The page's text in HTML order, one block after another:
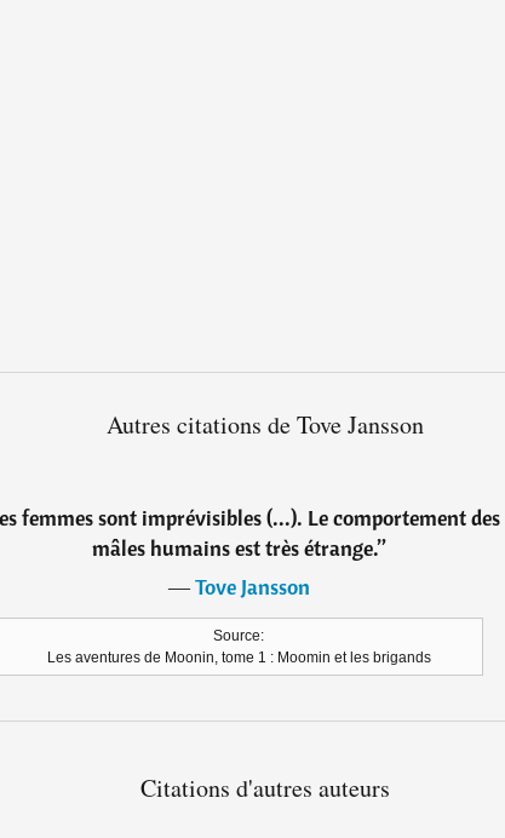
Autres citations de Tove Jansson
femmes sont imprévisibles (...). Le comportement des
mâles humains est très étrange.”
―Tove Jansson
Source:
Les aventures de Moonin, tome 1 : Moomin et les brigands
Citations d'autres auteurs